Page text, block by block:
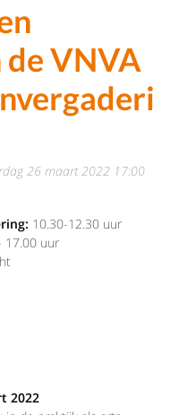
de VNVA
26 maart 2022 17:00
10.30-12.30 uur
17.00 uur
2022